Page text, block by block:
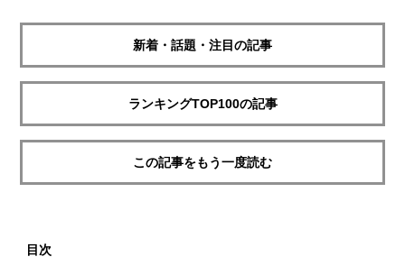
新着・話題・注目の記事
ランキングTOP100の記事
この記事をもう一度読む
目次